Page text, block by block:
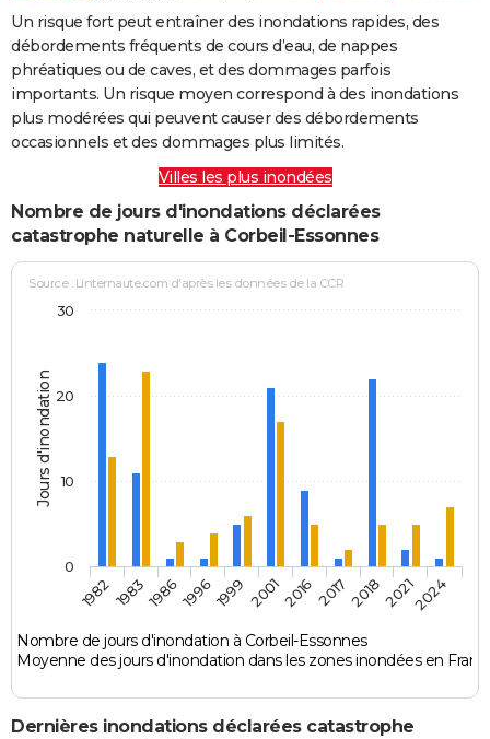
Un risque fort peut entraîner des inondations rapides, des
débordements fréquents de cours d’eau, de nappes
phréatiques ou de caves, et des dommages parfois
importants. Un risque moyen correspond à des inondations
plus modérées qui peuvent causer des débordements
occasionnels et des dommages plus limités.
Villes les plus inondées
Nombre de jours d'inondations déclarées
catastrophe naturelle à Corbeil-Essonnes
Jours d'inondation
Source : Linternaute.com d'après les données de la CCR
Nombre de jours d'inondation à Corbeil-Essonnes
Moyenne des jours d'inondation dans les zones inondées en
19821983198619961999 200120162017201820212024
0
10
20
30
Dernières inondations déclarées catastrophe